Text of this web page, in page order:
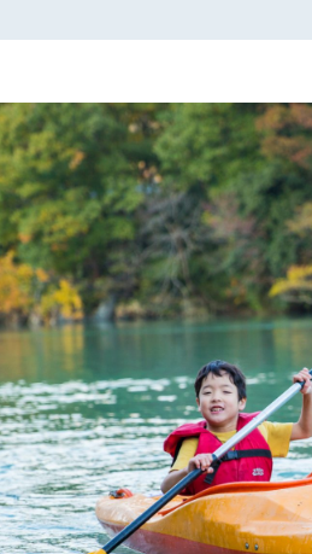
学2年生
学4年生
学6年生